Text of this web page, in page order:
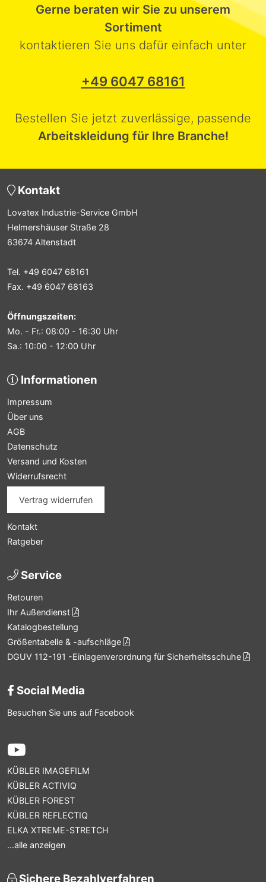
Gerne beraten wir Sie zu unserem
Sortiment
kontaktieren Sie uns dafür einfach unter
+49 6047 68161
Bestellen Sie jetzt zuverlässige, passende
Arbeitskleidung für Ihre Branche!
Kontakt
Lovatex Industrie-Service GmbH
Helmershäuser Straße 28
63674 Altenstadt
Tel. +49 6047 68161
Fax. +49 6047 68163
Öffnungszeiten:
Mo. - Fr.: 08:00 - 16:30 Uhr
Sa.: 10:00 - 12:00 Uhr
Informationen
Impressum
Über uns
AGB
Datenschutz
Versand und Kosten
Widerrufsrecht
Vertrag widerrufen
Kontakt
Ratgeber
Service
Retouren
Ihr Außendienst
Katalogbestellung
Größentabelle & -aufschläge
DGUV 112-191 -Einlagenverordnung für Sicherheitsschuhe
Social Media
Besuchen Sie uns auf Facebook
KÜBLER IMAGEFILM
KÜBLER ACTIVIQ
KÜBLER FOREST
KÜBLER REFLECTIQ
ELKA XTREME-STRETCH
...alle anzeigen
Sichere Bezahlverfahren